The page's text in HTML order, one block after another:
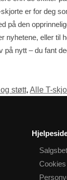
er for deg
på den
eller til
nytt – du fant
støtt, Alle T-
Cookies